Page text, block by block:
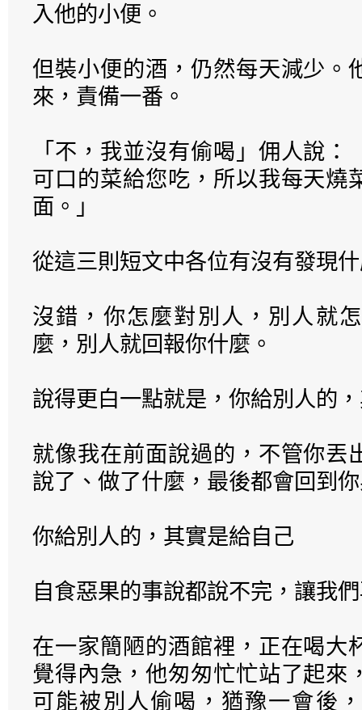
入他的小便。
但裝小便的酒，仍然每天減少。
來，責備一番。
「不，我並沒有偷喝」佣人說
可口的菜給您吃，所以我每天燒
面。」
從這三則短文中各位有沒有發現
沒錯，你怎麼對別人，別人就
麼，別人就回報你什麼。
說得更白一點就是，你給別人的
就像我在前面說過的，不管你丟
說了、做了什麼，最後都會回到
你給別人的，其實是給自己
自食惡果的事說都說不完，讓我
在一家簡陋的酒館裡，正在喝大
覺得內急，他匆匆忙忙站了起來
可能被別人偷喝，猶豫一會後